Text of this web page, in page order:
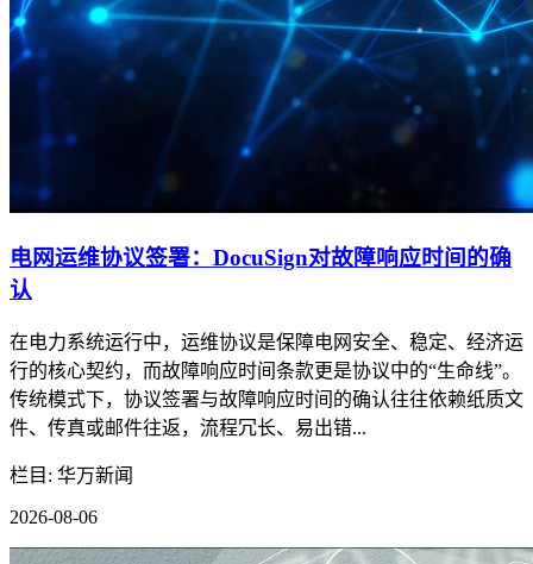
电网运维协议签署：DocuSign对故障响应时间的确
认
在电力系统运行中，运维协议是保障电网安全、稳定、经济运
行的核心契约，而故障响应时间条款更是协议中的“生命线”。
传统模式下，协议签署与故障响应时间的确认往往依赖纸质文
件、传真或邮件往返，流程冗长、易出错...
栏目: 华万新闻
2026-08-06